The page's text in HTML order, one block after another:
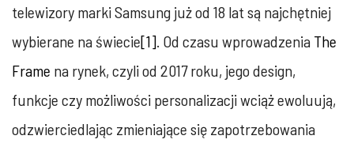
telewizory marki Samsung już od 18 lat są najchętniej
wybierane na świecie[1] . Od czasu wprowadzenia The
Frame na rynek, czyli od 2017 roku, jego design,
funkcje czy możliwości personalizacji wciąż ewoluują,
odzwierciedlając zmieniające się zapotrzebowania